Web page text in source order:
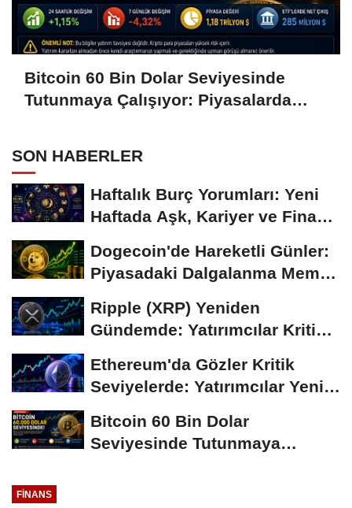
Bitcoin 60 Bin Dolar Seviyesinde
Tutunmaya Çalışıyor: Piyasalarda
SON HABERLER
Haftalık Burç Yorumları: Yeni
Haftada Aşk, Kariyer ve Finans
Dogecoin'de Hareketli Günler:
Piyasadaki Dalgalanma Meme
Ripple (XRP) Yeniden
Gündemde: Yatırımcılar Kritik
Ethereum'da Gözler Kritik
Seviyelerde: Yatırımcılar Yeni
Bitcoin 60 Bin Dolar
Seviyesinde Tutunmaya
FINANS